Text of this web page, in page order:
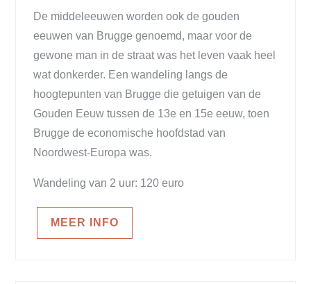
De middeleeuwen worden ook de gouden
eeuwen van Brugge genoemd, maar voor de
gewone man in de straat was het leven vaak heel
wat donkerder. Een wandeling langs de
hoogtepunten van Brugge die getuigen van de
Gouden Eeuw tussen de 13e en 15e eeuw, toen
Brugge de economische hoofdstad van
Noordwest-Europa was.
Wandeling van 2 uur: 120 euro
MEER INFO